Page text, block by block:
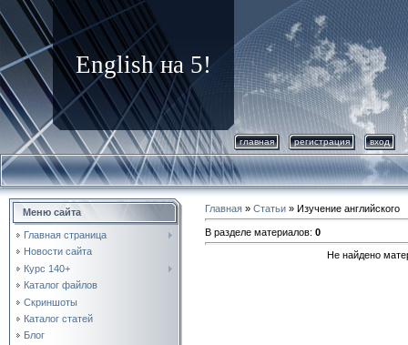
English на 5!
главная регистрация вход
Меню сайта
Главная страница
Новости сайта
Курс 140+
Каталог файлов
Скриншоты
Каталог статей
Блог
Главная » Статьи » Изучение английского
В разделе материалов: 0
Не найдено